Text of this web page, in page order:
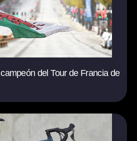
del Tour de Francia de